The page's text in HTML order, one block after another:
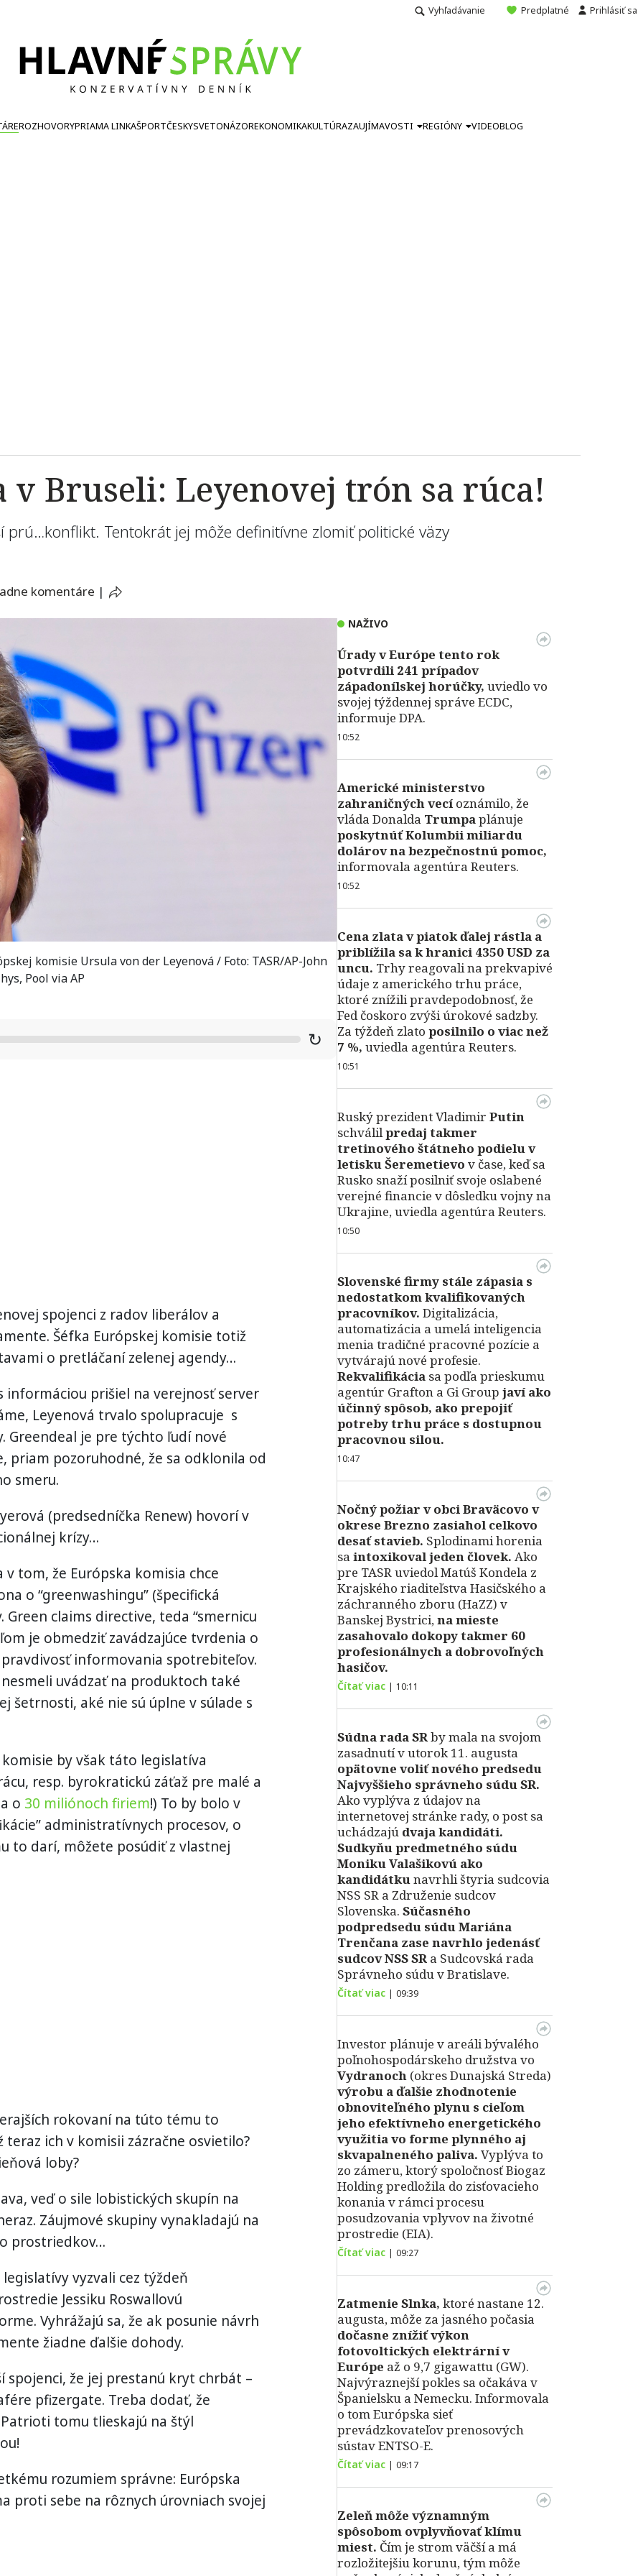
Vyhľadávanie Predplatné Prihlásiť sa
ROZHOVORYPRIAMA LINKAŠPORTČESKYSVETONÁZOREKONOMIKAKULTÚRAZAUJÍMAVOSTI REGIÓNY VIDEOBLOG
v Bruseli: Leyenovej trón sa rúca!
prú…konflikt. Tentokrát jej môže definitívne zlomiť politické väzy
komentáre |
komisie Ursula von der Leyenová / Foto: TASR/AP-John
Pool via AP
↻
spojenci z radov liberálov a
Šéfka Európskej komisie totiž
o pretláčaní zelenej agendy…
informáciou prišiel na verejnosť server
Leyenová trvalo spolupracuje s
Greendeal je pre týchto ľudí nové
priam pozoruhodné, že sa odklonila od
smeru.
(predsedníčka Renew) hovorí v
krízy…
v tom, že Európska komisia chce
o “greenwashingu” (špecifická
claims directive, teda “smernicu
je obmedziť zavádzajúce tvrdenia o
informovania spotrebiteľov.
uvádzať na produktoch také
šetrnosti, aké nie sú úplne v súlade s
by však táto legislatíva
resp. byrokratickú záťaž pre malé a
o 30 miliónoch firiem!) To by bolo v
administratívnych procesov, o
to darí, môžete posúdiť z vlastnej
rokovaní na túto tému to
ich v komisii zázračne osvietilo?
loby?
veď o sile lobistických skupín na
Záujmové skupiny vynakladajú na
prostriedkov…
vyzvali cez týždeň
Jessiku Roswallovú
Vyhrážajú sa, že ak posunie návrh
žiadne ďalšie dohody.
spojenci, že jej prestanú kryt chrbát –
pfizergate. Treba dodať, že
tomu tlieskajú na štýl
rozumiem správne: Európska
proti sebe na rôznych úrovniach svojej
NAŽIVO
Úrady v Európe tento rok
potvrdili 241 prípadov
západonílskej horúčky, uviedlo vo
svojej týždennej správe ECDC,
informuje DPA.
10:52
Americké ministerstvo
zahraničných vecí oznámilo, že
vláda Donalda Trumpaplánuje
poskytnúť Kolumbii miliardu
dolárov na bezpečnostnú pomoc,
informovala agentúra Reuters.
10:52
Cena zlata v piatok ďalej rástla a
priblížila sa k hranici 4350 USD za
uncu. Trhy reagovali na prekvapivé
údaje z amerického trhu práce,
ktoré znížili pravdepodobnosť, že
Fed čoskoro zvýši úrokové sadzby.
Za týždeň zlato posilnilo o viac než
7 %, uviedla agentúra Reuters.
10:51
Ruský prezident Vladimir Putin
schválilpredaj takmer
tretinového štátneho podielu v
letisku Šeremetievo v čase, keď sa
Rusko snaží posilniť svoje oslabené
verejné financie v dôsledku vojny na
Ukrajine, uviedla agentúra Reuters.
10:50
Slovenské firmy stále zápasia s
nedostatkom kvalifikovaných
pracovníkov. Digitalizácia,
automatizácia a umelá inteligencia
menia tradičné pracovné pozície a
vytvárajú nové profesie.
Rekvalifikácia sa podľa prieskumu
agentúr Grafton a Gi Group javí ako
účinný spôsob, ako prepojiť
potreby trhu práce s dostupnou
pracovnou silou.
10:47
Nočný požiar v obci Braväcovo v
okrese Brezno zasiahol celkovo
desať stavieb. Splodinami horenia
sa intoxikoval jeden človek. Ako
pre TASR uviedol Matúš Kondela z
Krajského riaditeľstva Hasičského a
záchranného zboru (HaZZ) v
Banskej Bystrici,na mieste
zasahovalo dokopy takmer 60
profesionálnych a dobrovoľných
hasičov.
Čítať viac | 10:11
Súdna rada SRby mala na svojom
zasadnutí v utorok 11. augusta
opätovne voliť nového predsedu
Najvyššieho správneho súdu SR.
Ako vyplýva z údajov na
internetovej stránke rady, o post sa
uchádzajú dvaja kandidáti.
Sudkyňu predmetného súdu
Moniku Valašikovú ako
kandidátkunavrhli štyria sudcovia
NSS SR a Združenie sudcov
Slovenska. Súčasného
podpredsedu súdu Mariána
Trenčana zase navrhlo jedenásť
sudcov NSS SR a Sudcovská rada
Správneho súdu v Bratislave.
Čítať viac | 09:39
Investor plánuje v areáli bývalého
poľnohospodárskeho družstva vo
Vydranoch (okres Dunajská Streda)
výrobu a ďalšie zhodnotenie
obnoviteľného plynu s cieľom
jeho efektívneho energetického
využitia vo forme plynného aj
skvapalneného paliva. Vyplýva to
zo zámeru, ktorý spoločnosť Biogaz
Holding predložila do zisťovacieho
konania v rámci procesu
posudzovania vplyvov na životné
prostredie (EIA).
Čítať viac | 09:27
Zatmenie Slnka, ktoré nastane 12.
augusta, môže za jasného počasia
dočasne znížiť výkon
fotovoltických elektrární v
Európe až o 9,7 gigawattu (GW).
Najvýraznejší pokles sa očakáva v
Španielsku a Nemecku. Informovala
o tom Európska sieť
prevádzkovateľov prenosových
sústav ENTSO-E.
Čítať viac | 09:17
Zeleň môže významným
spôsobom ovplyvňovať klímu
miest. Čím je strom väčší a má
rozložitejšiu korunu, tým môže